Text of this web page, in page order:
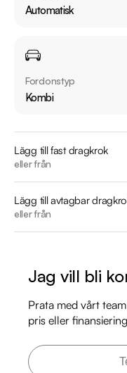
Vid blandad körning är
Besiktigad till och
Möjlighet till 12-60
Servicehistorik:
2019-06-26 - 1011 mil
2022-11-30 - 3292 mil
2023-09-11 - 4905 mil
2024-06-17 - 7038 mil
2025-06-16 - 8567 mil
https://
• Se närbilder och film
• Reservera bilen direkt
• Få mer info om
Automatisk
Fordonstyp
Kombi
Lägg till fast dragkrok
eller från
Lägg till avtagbar
eller från
Jag vill bli
Prata med vårt
pris eller